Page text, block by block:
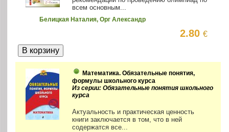
всем основным...
Белицкая Наталия, Орг Александр
2.80€
Математика. Обязательные понятия,
формулы школьного курса
Из серии: Обязательные понятия школьного
курса
Актуальность и практическая ценность
книги заключается в том, что в ней
содержатся все...